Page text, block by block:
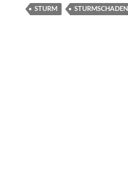
STURM STURMSCHADEN